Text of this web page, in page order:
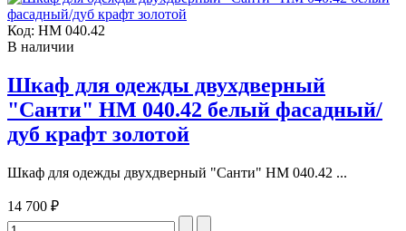
Код: НМ 040.42
В наличии
Шкаф для одежды двухдверный
"Санти" НМ 040.42 белый фасадный/
дуб крафт золотой
Шкаф для одежды двухдверный "Санти" НМ 040.42 ...
14 700 ₽